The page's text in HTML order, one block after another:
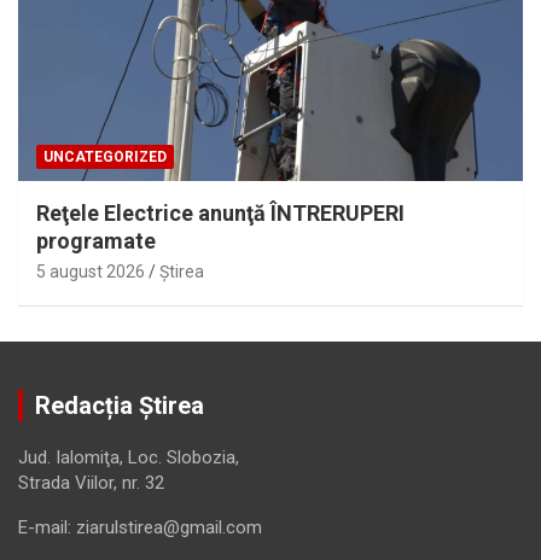
UNCATEGORIZED
Reţele Electrice anunţă ÎNTRERUPERI
programate
5 august 2026 Ştirea
Redacția Știrea
Jud. Ialomiţa, Loc. Slobozia,
Strada Viilor, nr. 32
E-mail: ziarulstirea@gmail.com